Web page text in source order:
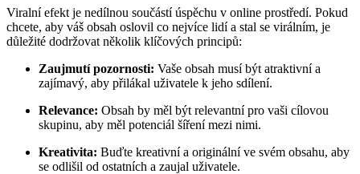
Viralní efekt je nedílnou součástí úspěchu v online prostředí. Pokud
chcete, aby váš obsah oslovil co nejvíce lidí a stal se virálním, je
důležité dodržovat několik klíčových principů:
Zaujmutí pozornosti: Vaše obsah musí být atraktivní a
zajímavý, aby přilákal uživatele k jeho sdílení.
Relevance: Obsah by měl být relevantní pro vaši cílovou
skupinu, aby měl potenciál šíření mezi nimi.
Kreativita: Buďte kreativní a originální ve svém obsahu, aby
se odlišil od ostatních a zaujal uživatele.